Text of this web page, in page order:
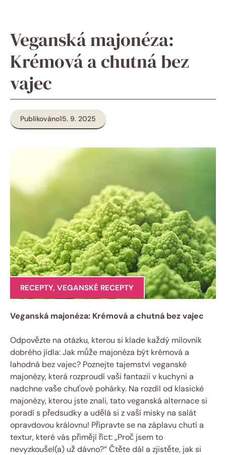
Veganská majonéza:
Krémová a chutná bez
vajec
Publikováno15. 9. 2025
RECEPTY, VEGANSKÉ RECEPTY
Veganská majonéza: Krémová a chutná bez vajec
Odpovězte na otázku, kterou si klade každý milovník
dobrého jídla: Jak může majonéza být krémová a
lahodná bez vajec? Poznejte tajemství veganské
majonézy, která rozproudí vaši fantazii v kuchyni a
nadchne vaše chuťové pohárky. Na rozdíl od klasické
majonézy, kterou jste znali, tato veganská alternace si
poradí s předsudky a udělá si z vaší misky na salát
opravdovou královnu! Připravte se na záplavu chutí a
textur, které vás přimějí říct: „Proč jsem to
nevyzkoušel(a) už dávno?“ Čtěte dál a zjistěte, jak si